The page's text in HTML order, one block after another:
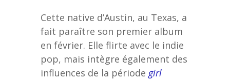
Cette native d’Austin, au Texas, a
fait paraître son premier album
en février. Elle flirte avec le indie
pop, mais intègre également des
influences de la période girl